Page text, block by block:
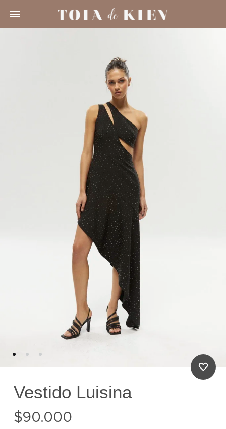
Vestido Luisina
$90.000